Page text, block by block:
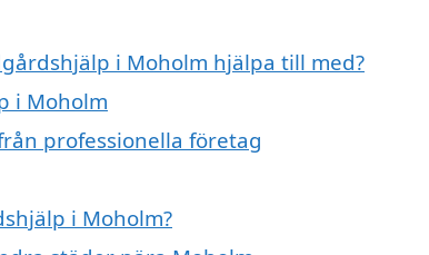
i Moholm hjälpa till med?
i Moholm
professionella företag
i Moholm?